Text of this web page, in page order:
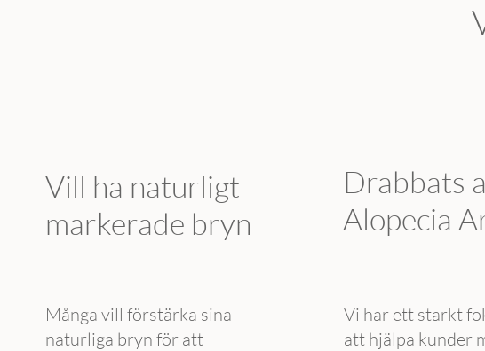
Vill ha naturligt
markerade bryn
Många vill förstärka sina
naturliga bryn för att
Drabbats
Alopecia
Vi har ett starkt
att hjälpa kunder